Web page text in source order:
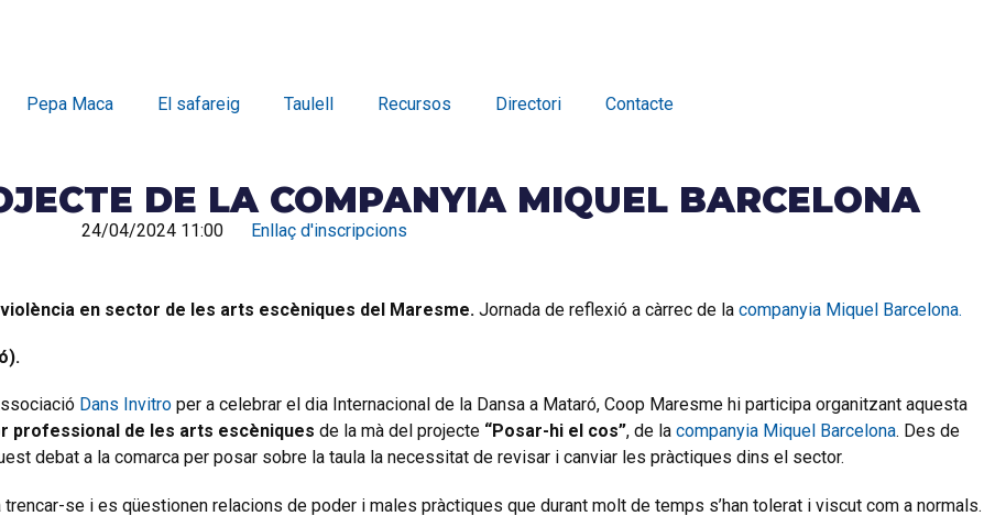
Pepa Maca El safareig Taulell Recursos Directori Contacte
DE LA COMPANYIA MIQUEL BARCELONA
24/04/2024 11:00 Enllaç d'inscripcions
en sector de les arts escèniques del Maresme. Jornada de reflexió a càrrec de la companyia Miquel Barcelona.
Dans Invitro per a celebrar el dia Internacional de la Dansa a Mataró, Coop Maresme hi participa organitzant aquesta
professional de les arts escèniques de la mà del projecte “Posar-hi el cos”, de la companyia Miquel Barcelona. Des de
debat a la comarca per posar sobre la taula la necessitat de revisar i canviar les pràctiques dins el sector.
se i es qüestionen relacions de poder i males pràctiques que durant molt de temps s’han tolerat i viscut com a normals.